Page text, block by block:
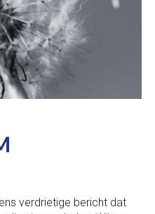
verdrietige bericht dat